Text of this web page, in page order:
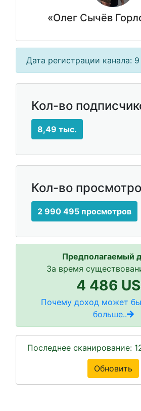
«Олег Сычёв
Дата регистрации канала: 9
Кол-во
8,49 тыс.
Кол-во
2 990 495 просмотров
Предполагаемый
За время
4 486
Почему доход может
больше..
Последнее сканирование:
Обновить